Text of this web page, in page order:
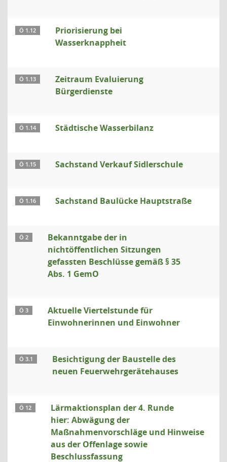
Ö 1.12
Priorisierung bei
Wasserknappheit
Ö 1.13
Zeitraum Evaluierung
Bürgerdienste
Ö 1.14 Städtische Wasserbilanz
Ö 1.15 Sachstand Verkauf Sidlerschule
Ö 1.16 Sachstand Baulücke Hauptstraße
Ö 2
Bekanntgabe der in
nichtöffentlichen Sitzungen
gefassten Beschlüsse gemäß § 35
Abs. 1 GemO
Ö 3
Aktuelle Viertelstunde für
Einwohnerinnen und Einwohner
Ö 3.1
Besichtigung der Baustelle des
neuen Feuerwehrgerätehauses
Ö 12
Lärmaktionsplan der 4. Runde
hier: Abwägung der
Maßnahmenvorschläge und Hinweise
aus der Offenlage sowie
Beschlussfassung